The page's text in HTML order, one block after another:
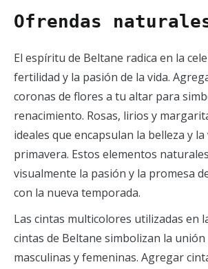
Ofrendas
El espíritu de Beltane radica en la
fertilidad y la pasión de la vida.
coronas de flores a tu altar para
renacimiento. Rosas, lirios y
ideales que encapsulan la belleza y
primavera. Estos elementos
visualmente la pasión y la promesa
con la nueva temporada.
Las cintas multicolores utilizadas en
cintas de Beltane simbolizan la
masculinas y femeninas. Agregar